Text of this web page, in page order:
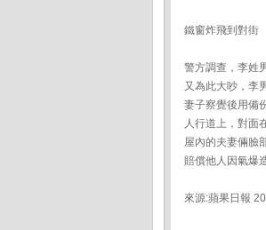
鐵窗炸飛到對街
警方調查，李姓
又為此大吵，李
妻子察覺後用備
人行道上，對面
屋內的夫妻倆臉
賠償他人因氣爆
來源:蘋果日報